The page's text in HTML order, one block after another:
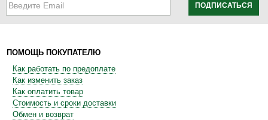
ПОДПИСАТЬСЯ
ПОМОЩЬ ПОКУПАТЕЛЮ
Как работать по предоплате
Как изменить заказ
Как оплатить товар
Стоимость и сроки доставки
Обмен и возврат